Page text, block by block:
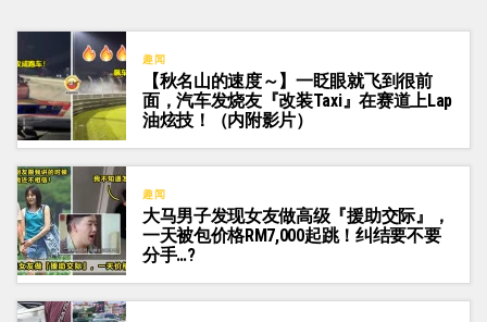
趣闻
【秋名山的速度～】一眨眼就飞到很前
面，汽车发烧友『改装Taxi』在赛道上Lap
油炫技！（内附影片）
趣闻
大马男子发现女友做高级『援助交际』，
一天被包价格RM7,000起跳！纠结要不要
分手…?